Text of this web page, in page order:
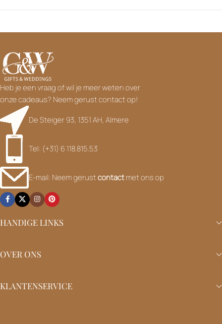
Heb je een vraag of wil je meer weten over
onze cadeaus? Neem gerust contact op!
De Steiger 93, 1351 AH, Almere
Tel: (+31) 6 118.815.53
E-mail: Neem gerustcontactmet ons op
HANDIGE LINKS
OVER ONS
KLANTENSERVICE